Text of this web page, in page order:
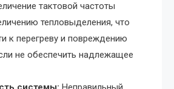
тактовой частоты
тепловыделения, что
к перегреву и повреждению
не обеспечить надлежащее